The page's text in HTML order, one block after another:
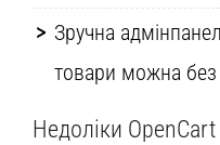
Зручна
товари можна без
Недоліки OpenCart